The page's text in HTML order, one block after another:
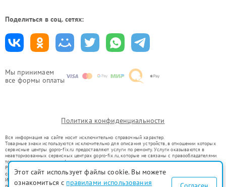
Мы принимаем
все формы оплаты
Поделиться в соц. сетях:
Политика конфиденциальности
Вся информация на сайте носит исключительно справочный характер.
Товарные знаки используются исключительно для описания устройств, в отношении которых
сервисные центры gopro-fix.ru предоставляют услуги по ремонту. Услуги оказываются в
неавторизованных сервисных центрах gopro-fix.ru, которые не связаны с правообладателями
товарных знаков или их официальными представителями.
Ремонт осуществляется для устройств, уже введенных в гражданский оборот в соответствии
со статьей 1487 ГК РФ.
Использование товарных знаков не преследует цели индивидуализации услуг или введения
Этот сайт использует файлы cookie. Вы можете
ознакомиться с правилами использования